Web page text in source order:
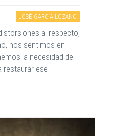
JOSÉ GARCÍA LOZANO
al respecto,
nos sentimos en
la necesidad de
restaurar ese